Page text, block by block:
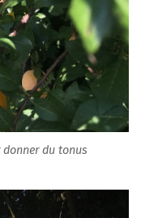
du tonus